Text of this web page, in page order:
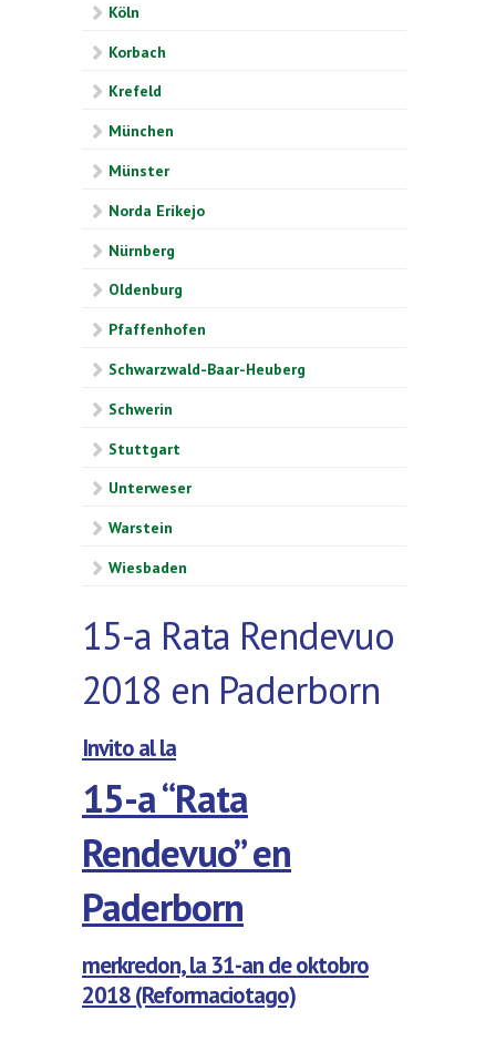
Köln
Korbach
Krefeld
München
Münster
Norda Erikejo
Nürnberg
Oldenburg
Pfaffenhofen
Schwarzwald-Baar-Heuberg
Schwerin
Stuttgart
Unterweser
Warstein
Wiesbaden
15-a Rata Rendevuo
2018 en Paderborn
Invito al la
15-a “Rata
Rendevuo” en
Paderborn
merkredon, la 31-an de oktobro
2018 (Reformaciotago)